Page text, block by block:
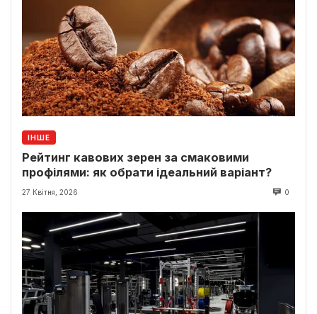
ІНШЕ
Рейтинг кавових зерен за смаковими
профілями: як обрати ідеальний варіант?
27 Квітня, 2026 0